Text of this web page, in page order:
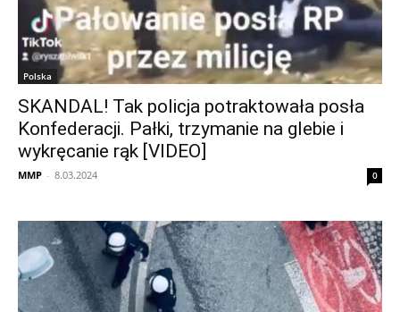
Polska
SKANDAL! Tak policja potraktowała posła
Konfederacji. Pałki, trzymanie na glebie i
wykręcanie rąk [VIDEO]
MMP - 8.03.2024 0